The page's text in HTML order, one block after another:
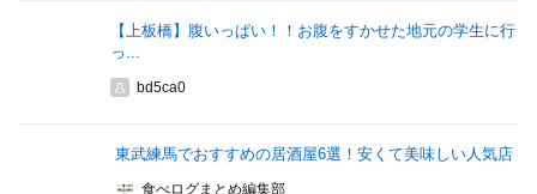
【上板橋】腹いっぱい！！お腹をすかせた地元の学生に行
っ...
bd5ca0
東武練馬でおすすめの居酒屋6選！安くて美味しい人気店
食べログまとめ編集部